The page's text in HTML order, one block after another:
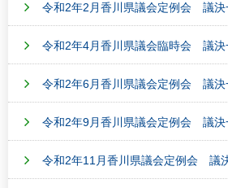
令和2年2月香川県議会定例会 議決
令和2年4月香川県議会臨時会 議決
令和2年6月香川県議会定例会 議決
令和2年9月香川県議会定例会 議決
令和2年11月香川県議会定例会 議